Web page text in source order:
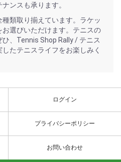
ンスも承ります。
類取り揃えています。ラケッ
お選びいただけます。テニスの
、Tennis Shop Rally / テニス
たテニスライフをお楽しみく
ログイン
プライバシーポリシー
お問い合わせ